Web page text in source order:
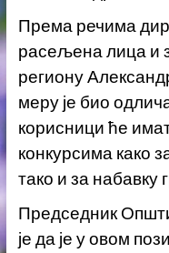
Према речима
расељена лица и
региону
меру је био
корисници ће
конкурсима како
тако и за набавку
Председник
је да је у овом